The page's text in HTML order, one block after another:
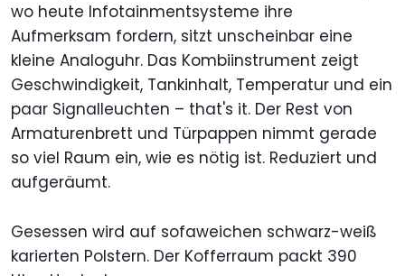
wo heute Infotainmentsysteme ihre
Aufmerksam fordern, sitzt unscheinbar eine
kleine Analoguhr. Das Kombiinstrument zeigt
Geschwindigkeit, Tankinhalt, Temperatur und ein
paar Signalleuchten – that's it. Der Rest von
Armaturenbrett und Türpappen nimmt gerade
so viel Raum ein, wie es nötig ist. Reduziert und
aufgeräumt.
Gesessen wird auf sofaweichen schwarz-weiß
karierten Polstern. Der Kofferraum packt 390